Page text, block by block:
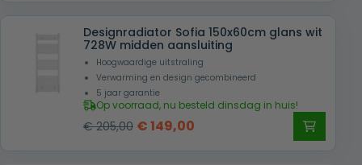
was:
€ 245,00.
is:
€ 169,00.
Designradiator Sofia 150x60cm glans wit
728W midden aansluiting
Hoogwaardige uitstraling
Verwarming en design gecombineerd
5 jaar garantie
Op voorraad, nu besteld dinsdag in huis!
€205,00 Oorspronkelijke
€149,00